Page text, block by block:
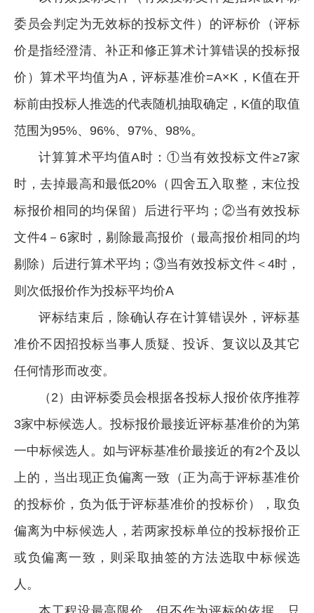
委员会判定为无效标的投标文件）的评标价（评标
价是指经澄清、补正和修正算术计算错误的投标报
价）算术平均值为A，评标基准价=A×K，K值在开
标前由投标人推选的代表随机抽取确定，K值的取值
范围为95%、96%、97%、98%。
计算算术平均值A时：①当有效投标文件≥7家
时，去掉最高和最低20%（四舍五入取整，末位投
标报价相同的均保留）后进行平均；②当有效投标
文件4－6家时，剔除最高报价（最高报价相同的均
剔除）后进行算术平均；③当有效投标文件＜4时，
则次低报价作为投标平均价A
评标结束后，除确认存在计算错误外，评标基
准价不因招投标当事人质疑、投诉、复议以及其它
任何情形而改变。
（2）由评标委员会根据各投标人报价依序推荐
3家中标候选人。投标报价最接近评标基准价的为第
一中标候选人。如与评标基准价最接近的有2个及以
上的，当出现正负偏离一致（正为高于评标基准价
的投标价，负为低于评标基准价的投标价），取负
偏离为中标候选人，若两家投标单位的投标报价正
或负偏离一致，则采取抽签的方法选取中标候选
人。